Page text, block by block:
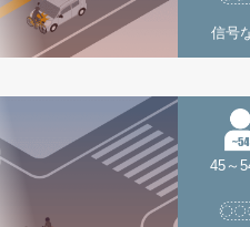
信号
45～